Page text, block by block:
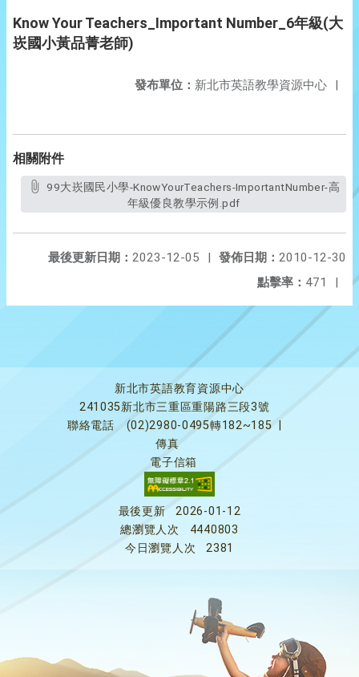
Know Your Teachers_Important Number_6年級(大
崁國小黃品菁老師)
發布單位： 新北市英語教學資源中心 |
相關附件
年級優良教學示例.pdf
發佈日期： 2010-12-30
最後更新日期： 2023-12-05
|
點擊率： 471 |
新北市英語教育資源中心
241035新北市三重區重陽路三段3號
聯絡電話
(02)2980-0495轉182~185
傳真
電子信箱
最後更新
2026-01-12
總瀏覽人次
4440803
今日瀏覽人次
2381